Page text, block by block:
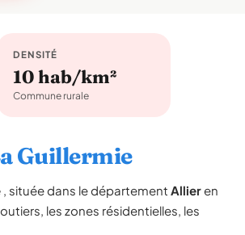
DENSITÉ
10 hab/km²
Commune rurale
Guillermie
, située dans le département Allieren
les zones résidentielles, les